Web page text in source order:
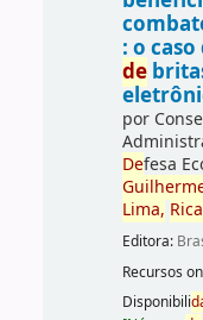
: o
de
por
Defesa
Lima,
Editora:
Recursos
Disponibili